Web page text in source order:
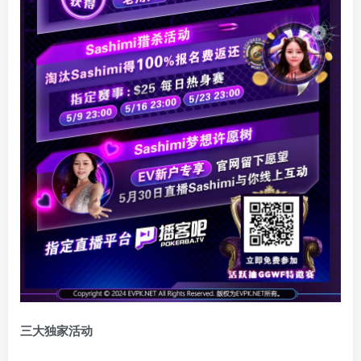
三大独家活动